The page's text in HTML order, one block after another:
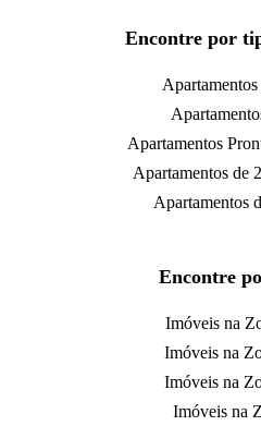
Encontre por
Apartamentos
Apartamentos
Apartamentos de
Apartamentos
Encontre
Imóveis na
Imóveis na
Imóveis na
Imóveis na